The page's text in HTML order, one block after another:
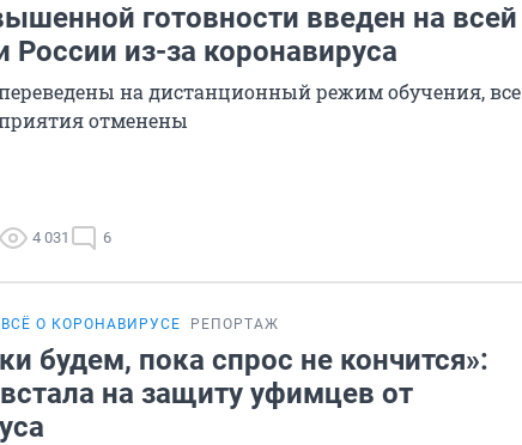
готовности введен на всей
России из-за коронавируса
на дистанционный режим обучения, все
отменены
4 031 6
ВСЁ О КОРОНАВИРУСЕ РЕПОРТАЖ
будем, пока спрос не кончится»:
на защиту уфимцев от